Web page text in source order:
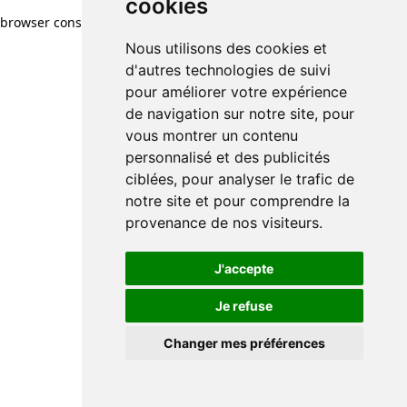
cookies
Nous utilisons des cookies et
d'autres technologies de suivi
pour améliorer votre expérience
de navigation sur notre site, pour
vous montrer un contenu
personnalisé et des publicités
ciblées, pour analyser le trafic de
notre site et pour comprendre la
provenance de nos visiteurs.
J'accepte
Je refuse
Changer mes préférences
browser console for more information)